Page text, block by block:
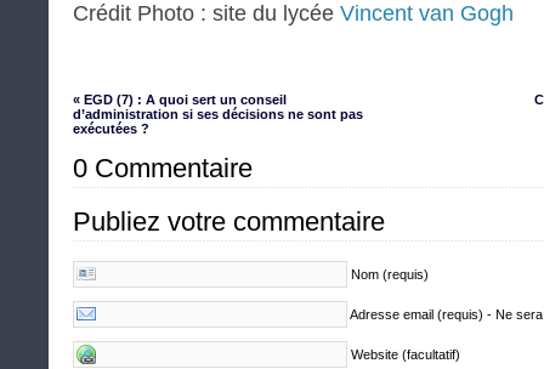
Crédit Photo : site du lycée Vincent van Gogh
« EGD (7) : A quoi sert un conseil
d’administration si ses décisions ne sont pas
exécutées ?
0 Commentaire
Publiez votre commentaire
Nom (requis)
Adresse email (requis) - Ne
Website (facultatif)